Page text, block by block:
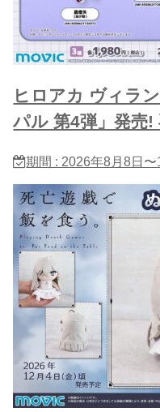
ヒロアカ ヴィラ
パル 第4弾」発売!
期間 : 2026年8月8日〜